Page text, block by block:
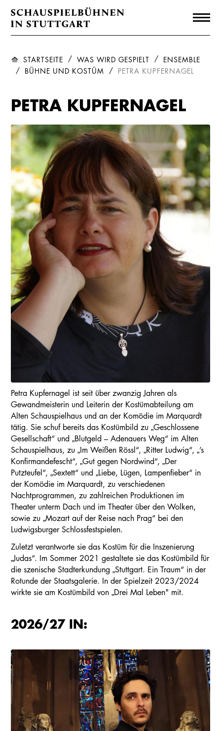
STARTSEITE WAS WIRD GESPIELT
ENSEMBLE
BÜHNE UND KOSTÜM
PETRA KUPFERNAGEL
PETRA KUPFERNAGEL
Petra Kupfernagel ist seit über zwanzig Jahren als
Gewandmeisterin und Leiterin der Kostümabteilung am
Alten Schauspielhaus und an der Komödie im Marquardt
tätig. Sie schuf bereits das Kostümbild zu „Geschlossene
Gesellschaft“ und „Blutgeld – Adenauers Weg“ im Alten
Schauspielhaus, zu „Im Weißen Rössl“, „Ritter Ludwig“, „’s
Konfirmandefescht“, „Gut gegen Nordwind“, „Der
Putzteufel“, „Sextett“ und „Liebe, Lügen, Lampenfieber“ in
der Komödie im Marquardt, zu verschiedenen
Nachtprogrammen, zu zahlreichen Produktionen im
Theater unterm Dach und im Theater über den Wolken,
sowie zu „Mozart auf der Reise nach Prag“ bei den
Ludwigsburger Schlossfestspielen.
Zuletzt verantworte sie das Kostüm für die Inszenierung
„Judas“. Im Sommer 2021 gestaltete sie das Kostümbild für
die szenische Stadterkundung „Stuttgart. Ein Traum“ in der
Rotunde der Staatsgalerie. In der Spielzeit 2023/2024
wirkte sie am Kostümbild von „Drei Mal Leben" mit.
2026/27 IN: